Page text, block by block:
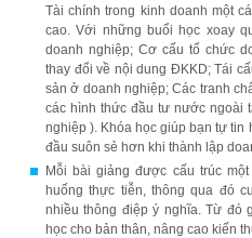
Tài chính trong kinh doanh một
cao. Với những buổi học xoay
doanh nghiệp; Cơ cấu tổ chức
thay đổi về nội dung ĐKKD; Tái
sản ở doanh nghiệp; Các tranh
các hình thức đầu tư nước ngoài
nghiệp ). Khóa học giúp bạn tự tin
đầu suôn sẻ hơn khi thành lập
Mỗi bài giảng được cấu trúc
huống thực tiễn, thông qua đó
nhiều thông điệp ý nghĩa. Từ đó
học cho bản thân, nâng cao kiến